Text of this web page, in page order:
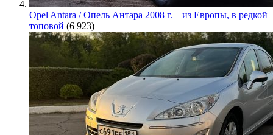
Opel Antara / Опель Антара 2008 г. – из Европы, в редкой
топовой (6 923)